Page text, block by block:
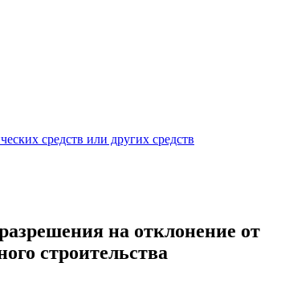
средств или других средств
на отклонение от
строительства